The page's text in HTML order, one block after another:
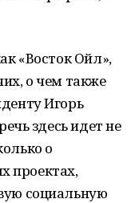
«Восток Ойл»,
о чем также
Игорь
здесь идет не
о
проектах,
социальную